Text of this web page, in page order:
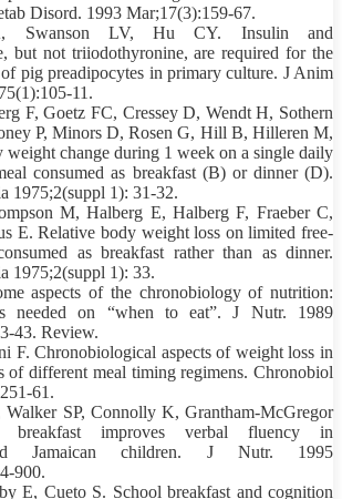
Disord. 1993 Mar;17(3):159-67.
Swanson LV, Hu CY. Insulin and
but not triiodothyronine, are required for the
pig preadipocytes in primary culture. J Anim
11.
F, Goetz FC, Cressey D, Wendt H, Sothern
P, Minors D, Rosen G, Hill B, Hilleren M,
change during 1 week on a single daily
consumed as breakfast (B) or dinner (D).
1975;2(suppl 1): 31-32.
M, Halberg E, Halberg F, Fraeber C,
E. Relative body weight loss on limited free-
as breakfast rather than as dinner.
1975;2(suppl 1): 33.
aspects of the chronobiology of nutrition:
needed on “when to eat”. J Nutr. 1989
43. Review.
F. Chronobiological aspects of weight loss in
of different meal timing regimens. Chronobiol
61.
SP, Connolly K, Grantham-McGregor
breakfast improves verbal fluency in
Jamaican children. J Nutr. 1995
900.
E, Cueto S. School breakfast and cognition